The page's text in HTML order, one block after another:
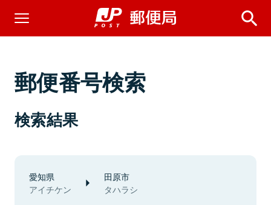
郵便番号検索
検索結果
愛知県
アイチケン
田原市
タハラシ